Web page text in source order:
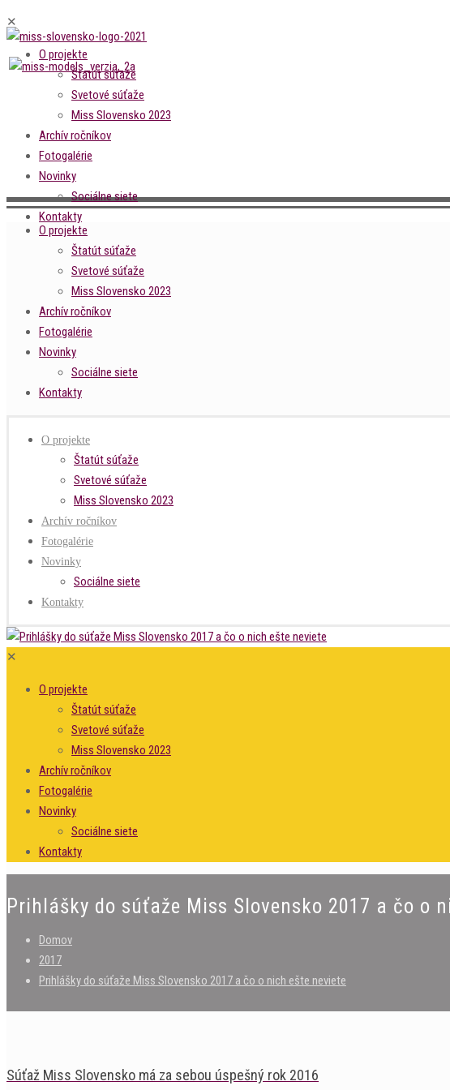
✕
O projekte
Štatút súťaže
Svetové súťaže
Miss Slovensko 2023
Archív ročníkov
Fotogalérie
Novinky
Sociálne siete
Kontakty
O projekte
Štatút súťaže
Svetové súťaže
Miss Slovensko 2023
Archív ročníkov
Fotogalérie
Novinky
Sociálne siete
Kontakty
O projekte
Štatút súťaže
Svetové súťaže
Miss Slovensko 2023
Archív ročníkov
Fotogalérie
Novinky
Sociálne siete
Kontakty
✕
O projekte
Štatút súťaže
Svetové súťaže
Miss Slovensko 2023
Archív ročníkov
Fotogalérie
Novinky
Sociálne siete
Kontakty
Prihlášky do súťaže Miss Slovensko 2017 a čo o
Domov
2017
Prihlášky do súťaže Miss Slovensko 2017 a čo o nich ešte neviete
Súťaž Miss Slovensko má za sebou úspešný rok 2016